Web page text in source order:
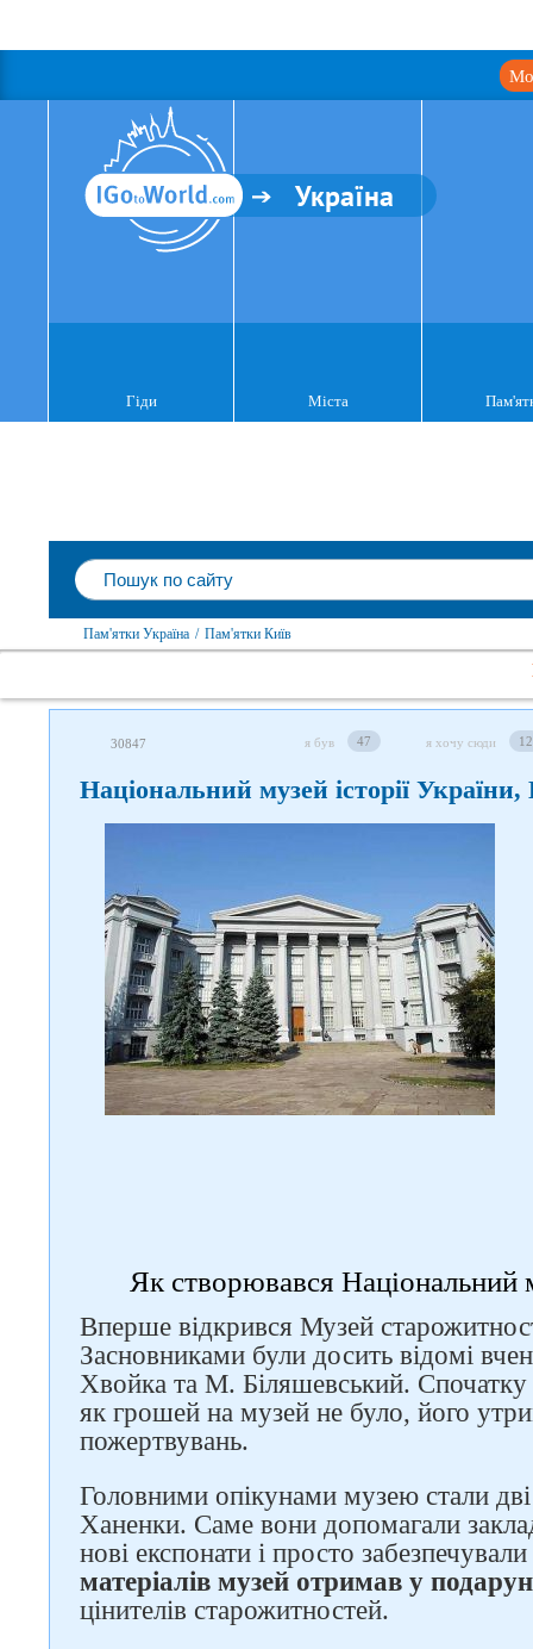
Україна
Гіди Міста
Пам'ятки Україна / Пам'ятки Київ
30847 я був 47 я хочу сюди 12
Національний музей історії України,
Як створювався Національний
Вперше відкрився Музей
Засновниками були досить відомі
Хвойка та М. Біляшевський. Спочатку
як грошей на музей не було, його
пожертвувань.
Головними опікунами музею стали
Ханенки. Саме вони допомагали
нові експонати і просто
матеріалів музей отримав у
цінителів старожитностей.